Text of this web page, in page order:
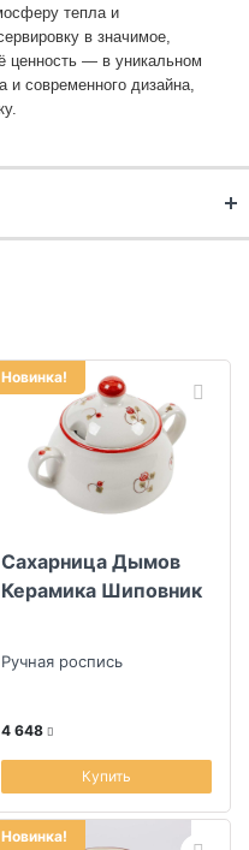
тепла и
в значимое,
ценность — в уникальном
и современного дизайна,
Новинка!
Сахарница Дымов
Керамика Шиповник
Ручная роспись
4 648
Купить
Новинка!